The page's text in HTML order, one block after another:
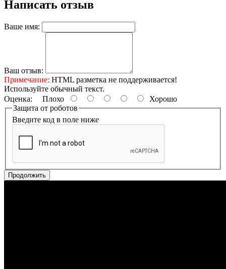
Написать отзыв
Ваше имя:
Ваш отзыв:
Примечание: HTML разметка не поддерживается!
Используйте обычный текст.
Оценка: Плохо
Хорошо
Защита от роботов
Введите код в поле ниже
Продолжить